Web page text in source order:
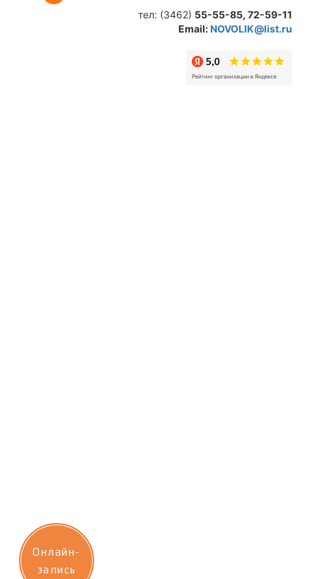
тел: (3462) 55-55-85, 72-59-11
Email:NOVOLIK@list.ru
Онлайн-
запись